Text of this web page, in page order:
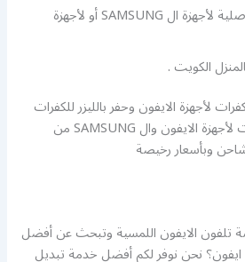
نوفر كافة قطع الغيار الأصلية لأجهزة ال SAMSUNG أو لأجهزة
الكويت .
لأجهزة الايفون وحفر بالليزر للكفرات
ونوفر أيضا كافة اكسسوارات لأجهزة الايفون وال SAMSUNG من
وبأسعار رخيصة
الايفون اللمسية وتبحث عن أفضل
نحن نوفر لكم أفضل خدمة تبديل